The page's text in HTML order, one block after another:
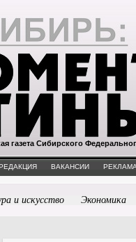
газета Сибирского
ВАКАНСИИ
и искусство Экономика